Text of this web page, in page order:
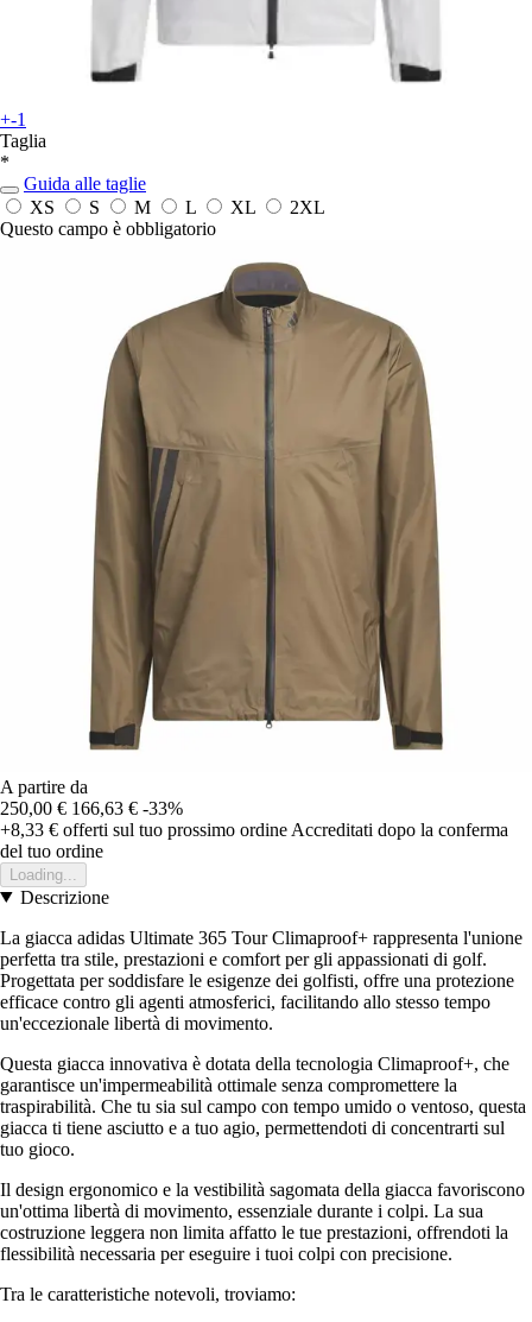
+-1
Taglia
*
Guida alle taglie
XS
S M L XL
2XL
Questo campo è obbligatorio
A partire da
250,00 € 166,63 € -33%
+8,33 € offerti sul tuo prossimo ordine Accreditati dopo la conferma
del tuo ordine
Loading...
Descrizione
La giacca adidas Ultimate 365 Tour Climaproof+ rappresenta l'unione
perfetta tra stile, prestazioni e comfort per gli appassionati di golf.
Progettata per soddisfare le esigenze dei golfisti, offre una protezione
efficace contro gli agenti atmosferici, facilitando allo stesso tempo
un'eccezionale libertà di movimento.
Questa giacca innovativa è dotata della tecnologia Climaproof+, che
garantisce un'impermeabilità ottimale senza compromettere la
traspirabilità. Che tu sia sul campo con tempo umido o ventoso, questa
giacca ti tiene asciutto e a tuo agio, permettendoti di concentrarti sul
tuo gioco.
Il design ergonomico e la vestibilità sagomata della giacca favoriscono
un'ottima libertà di movimento, essenziale durante i colpi. La sua
costruzione leggera non limita affatto le tue prestazioni, offrendoti la
flessibilità necessaria per eseguire i tuoi colpi con precisione.
Tra le caratteristiche notevoli, troviamo: